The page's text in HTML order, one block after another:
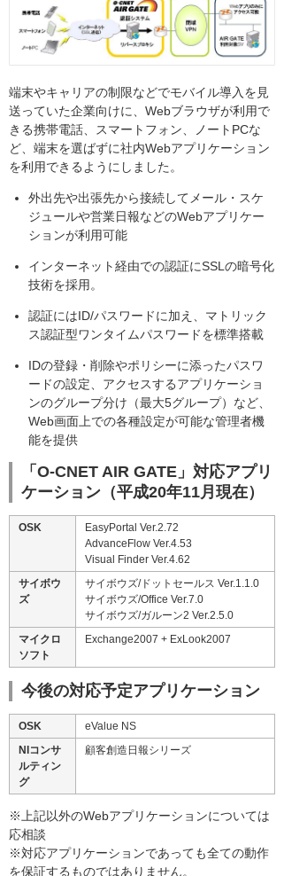
端末やキャリアの制限などでモバイル導入を見
送っていた企業向けに、Webブラウザが利用で
きる携帯電話、スマートフォン、ノートPCな
ど、端末を選ばずに社内Webアプリケーション
を利用できるようにしました。
外出先や出張先から接続してメール・スケ
ジュールや営業日報などのWebアプリケー
ションが利用可能
インターネット経由での認証にSSLの暗号化
技術を採用。
認証にはID/パスワードに加え、マトリック
ス認証型ワンタイムパスワードを標準搭載
IDの登録・削除やポリシーに添ったパスワ
ードの設定、アクセスするアプリケーショ
ンのグループ分け（最大5グループ）など、
Web画面上での各種設定が可能な管理者機
能を提供
「O-CNET AIR GATE」対応アプリ
ケーション（平成20年11月現在）
OSK
EasyPortal Ver.2.72
AdvanceFlow Ver.4.53
Visual Finder Ver.4.62
サイボウ
ズ
サイボウズ/ドットセールス Ver.1.1.0
サイボウズ/Office Ver.7.0
サイボウズ/ガルーン2 Ver.2.5.0
マイクロ
ソフト
Exchange2007 + ExLook2007
今後の対応予定アプリケーション
OSK
eValue NS
NIコンサ
ルティン
グ
顧客創造日報シリーズ
※上記以外のWebアプリケーションについては
応相談
※対応アプリケーションであっても全ての動作
を保証するものではありません。